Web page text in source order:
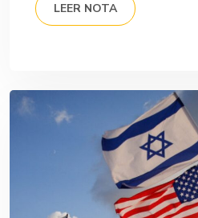
LEER NOTA